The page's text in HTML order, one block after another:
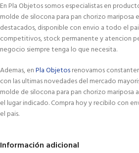
En Pla Objetos somos especialistas en
molde de silocona para pan chorizo mariposa
destacados, disponible con envio a todo el
competitivos, stock permanente y atencion
negocio siempre tenga lo que necesita.
Ademas, enPla Objetosrenovamos
con las ultimas novedades del mercado
molde de silocona para pan chorizo mariposa
el lugar indicado. Compra hoy y recibilo con
el pais.
Información adicional